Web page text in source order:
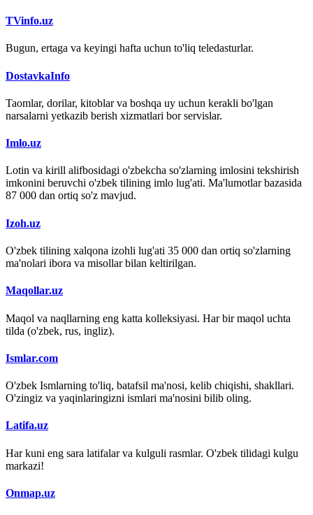
TVinfo.uz
Bugun, ertaga va keyingi hafta uchun to'liq teledasturlar.
DostavkaInfo
Taomlar, dorilar, kitoblar va boshqa uy uchun kerakli bo'lgan
narsalarni yetkazib berish xizmatlari bor servislar.
Imlo.uz
Lotin va kirill alifbosidagi o'zbekcha so'zlarning imlosini tekshirish
imkonini beruvchi o'zbek tilining imlo lug'ati. Ma'lumotlar bazasida
87 000 dan ortiq so'z mavjud.
Izoh.uz
O'zbek tilining xalqona izohli lug'ati 35 000 dan ortiq so'zlarning
ma'nolari ibora va misollar bilan keltirilgan.
Maqollar.uz
Maqol va naqllarning eng katta kolleksiyasi. Har bir maqol uchta
tilda (o'zbek, rus, ingliz).
Ismlar.com
O'zbek Ismlarning to'liq, batafsil ma'nosi, kelib chiqishi, shakllari.
O'zingiz va yaqinlaringizni ismlari ma'nosini bilib oling.
Latifa.uz
Har kuni eng sara latifalar va kulguli rasmlar. O'zbek tilidagi kulgu
markazi!
Onmap.uz